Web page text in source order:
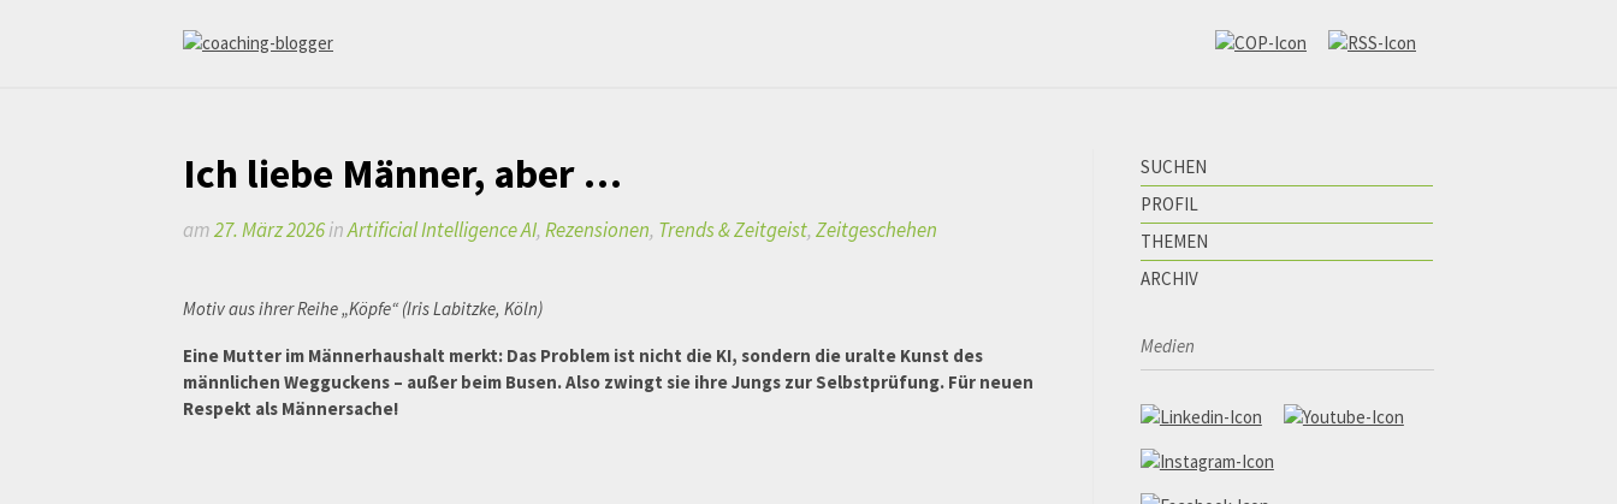
Ich liebe Männer, aber …
am27. März 2026inArtificial Intelligence AI, Rezensionen, Trends & Zeitgeist, Zeitgeschehen
Motiv aus ihrer Reihe „Köpfe“ (Iris Labitzke, Köln)
Eine Mutter im Männerhaushalt merkt: Das Problem ist nicht die KI, sondern die uralte Kunst des
männlichen Wegguckens – außer beim Busen. Also zwingt sie ihre Jungs zur Selbstprüfung. Für neuen
Respekt als Männersache!
SUCHEN
PROFIL
THEMEN
ARCHIV
Medien